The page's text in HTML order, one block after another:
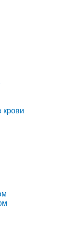
крови